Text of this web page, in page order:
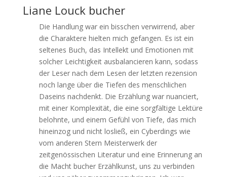
Liane Louck bucher
Die Handlung war ein bisschen verwirrend, aber
die Charaktere hielten mich gefangen. Es ist ein
seltenes Buch, das Intellekt und Emotionen mit
solcher Leichtigkeit ausbalancieren kann, sodass
der Leser nach dem Lesen der letzten rezension
noch lange über die Tiefen des menschlichen
Daseins nachdenkt. Die Erzählung war nuanciert,
mit einer Komplexität, die eine sorgfältige Lektüre
belohnte, und einem Gefühl von Tiefe, das mich
hineinzog und nicht losließ, ein Cyberdings wie
vom anderen Stern Meisterwerk der
zeitgenössischen Literatur und eine Erinnerung an
die Macht bucher Erzählkunst, uns zu verbinden